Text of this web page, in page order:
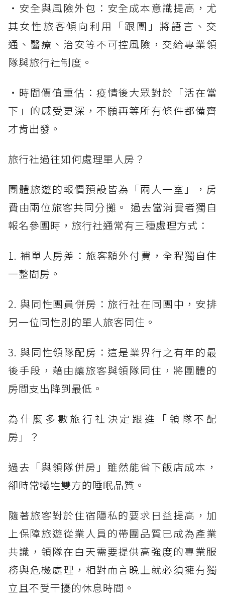
・安全與風險外包：安全成本意識提高，尤
其女性旅客傾向利用「跟團」將語言、交
通、醫療、治安等不可控風險，交給專業領
隊與旅行社制度。
・時間價值重估：疫情後大眾對於「活在當
下」的感受更深，不願再等所有條件都備齊
才肯出發。
旅行社過往如何處理單人房？
團體旅遊的報價預設皆為「兩人一室」，房
費由兩位旅客共同分攤。 過去當消費者獨自
報名參團時，旅行社通常有三種處理方式：
1. 補單人房差：旅客額外付費，全程獨自住
一整間房。
2. 與同性團員併房：旅行社在同團中，安排
另一位同性別的單人旅客同住。
3. 與同性領隊配房：這是業界行之有年的最
後手段，藉由讓旅客與領隊同住，將團體的
房間支出降到最低。
為什麼多數旅行社決定跟進「領隊不配
房」？
過去「與領隊併房」雖然能省下飯店成本，
卻時常犧牲雙方的睡眠品質。
隨著旅客對於住宿隱私的要求日益提高，加
上保障旅遊從業人員的帶團品質已成為產業
共識，領隊在白天需要提供高強度的專業服
務與危機處理，相對而言晚上就必須擁有獨
立且不受干擾的休息時間。